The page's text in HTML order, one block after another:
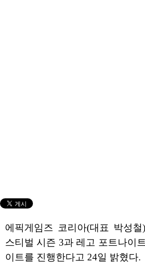
에픽게임즈 코리아(대표 박성
스티벌 시즌 3과 레고 포트나이
이트를 진행한다고 24일 밝혔다.